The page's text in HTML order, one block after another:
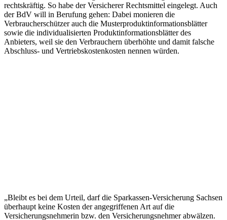
rechtskräftig. So habe der Versicherer Rechtsmittel eingelegt. Auch
der BdV will in Berufung gehen: Dabei monieren die
Verbraucherschützer auch die Musterproduktinformationsblätter
sowie die individualisierten Produktinformationsblätter des
Anbieters, weil sie den Verbrauchern überhöhte und damit falsche
Abschluss- und Vertriebskostenkosten nennen würden.
„Bleibt es bei dem Urteil, darf die Sparkassen-Versicherung Sachsen
überhaupt keine Kosten der angegriffenen Art auf die
Versicherungsnehmerin bzw. den Versicherungsnehmer abwälzen.